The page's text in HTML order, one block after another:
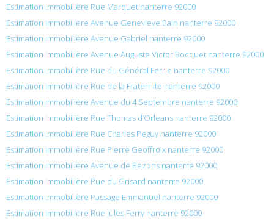
Estimation immobilière Rue Marquet nanterre 92000
Estimation immobilière Avenue Genevieve Bain nanterre 92000
Estimation immobilière Avenue Gabriel nanterre 92000
Estimation immobilière Avenue Auguste Victor Bocquet nanterre 92000
Estimation immobilière Rue du Général Ferrie nanterre 92000
Estimation immobilière Rue de la Fraternite nanterre 92000
Estimation immobilière Avenue du 4 Septembre nanterre 92000
Estimation immobilière Rue Thomas d’Orleans nanterre 92000
Estimation immobilière Rue Charles Peguy nanterre 92000
Estimation immobilière Rue Pierre Geoffroix nanterre 92000
Estimation immobilière Avenue de Bezons nanterre 92000
Estimation immobilière Rue du Grisard nanterre 92000
Estimation immobilière Passage Emmanuel nanterre 92000
Estimation immobilière Rue Jules Ferry nanterre 92000